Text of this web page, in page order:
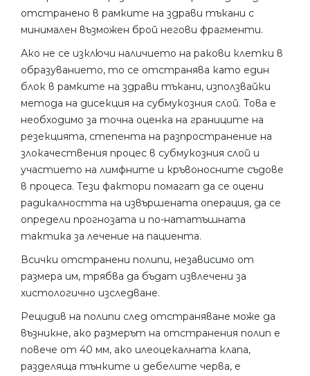
отстранено в рамките на здрави тъкани с
минимален възможен брой негови фрагменти.
Ако не се изключи наличието на ракови клетки в
образуванието, то се отстранява като един
блок в рамките на здрави тъкани, използвайки
метода на дисекция на субмукозния слой. Това е
необходимо за точна оценка на границите на
резекцията, степента на разпространение на
злокачествения процес в субмукозния слой и
участието на лимфните и кръвоносните съдове
в процеса. Тези фактори помагат да се оцени
радикалността на извършената операция, да се
определи прогнозата и по-нататъшната
тактика за лечение на пациента.
Всички отстранени полипи, независимо от
размера им, трябва да бъдат извлечени за
хистологично изследване.
Рецидив на полипи след отстраняване може да
възникне, ако размерът на отстранения полип е
повече от 40 мм, ако илеоцекалната клапа,
разделяща тънките и дебелите черва, е